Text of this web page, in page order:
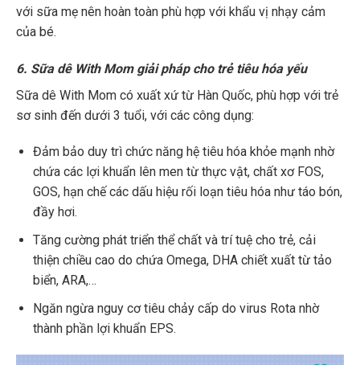
với sữa mẹ nên hoàn toàn phù hợp với khẩu vị nhạy cảm
của bé.
6. Sữa dê With Mom giải pháp cho trẻ tiêu hóa yếu
Sữa dê With Mom có xuất xứ từ Hàn Quốc, phù hợp với trẻ
sơ sinh đến dưới 3 tuổi, với các công dụng:
Đảm bảo duy trì chức năng hệ tiêu hóa khỏe mạnh nhờ
chứa các lợi khuẩn lên men từ thực vật, chất xơ FOS,
GOS, hạn chế các dấu hiệu rối loạn tiêu hóa như táo bón,
đầy hơi.
Tăng cường phát triển thể chất và trí tuệ cho trẻ, cải
thiện chiều cao do chứa Omega, DHA chiết xuất từ tảo
biển, ARA,…
Ngăn ngừa nguy cơ tiêu chảy cấp do virus Rota nhờ
thành phần lợi khuẩn EPS.